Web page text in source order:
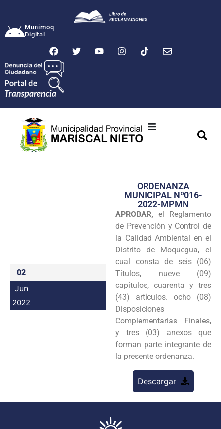
Munimoq
Digital
Transparencia
Seguridad
Programas
Intranet
02
Jun
2022
ORDENANZA
MUNICIPAL Nº016-
2022-MPMN
APROBAR, el Reglamento
de Prevención y Control de
la Calidad Ambiental en el
Distrito de Moquegua, el
cual consta de seis (06)
Títulos, nueve (09)
capítulos, cuarenta y tres
(43) artículos. ocho (08)
Disposiciones
Complementarias Finales,
y tres (03) anexos que
forman parte integrante de
la presente ordenanza.
Descargar